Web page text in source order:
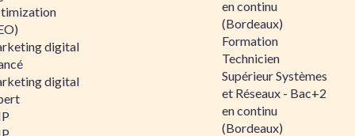
digital
digital
en continu
(Bordeaux)
Formation
Technicien
Supérieur Systèmes
et Réseaux - Bac+2
en continu
(Bordeaux)